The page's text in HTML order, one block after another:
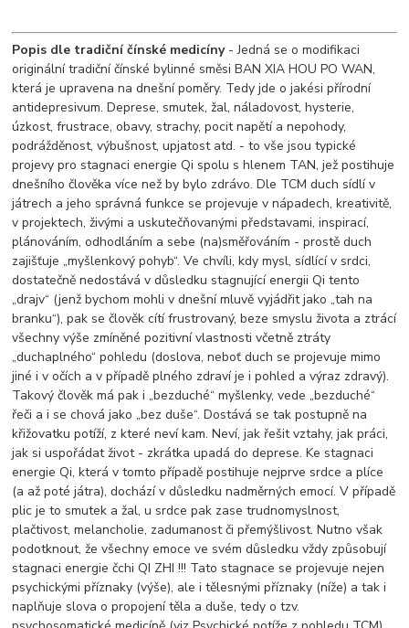
Popis dle tradiční čínské medicíny- Jedná se o modifikaci
originální tradiční čínské bylinné směsi BAN XIA HOU PO WAN,
která je upravena na dnešní poměry. Tedy jde o jakési přírodní
antidepresivum. Deprese, smutek, žal, náladovost, hysterie,
úzkost, frustrace, obavy, strachy, pocit napětí a nepohody,
podrážděnost, výbušnost, upjatost atd. - to vše jsou typické
projevy pro stagnaci energie Qi spolu s hlenem TAN, jež postihuje
dnešního člověka více než by bylo zdrávo. Dle TCM duch sídlí v
játrech a jeho správná funkce se projevuje v nápadech, kreativitě,
v projektech, živými a uskutečňovanými představami, inspirací,
plánováním, odhodláním a sebe (na)směřováním - prostě duch
zajišťuje „myšlenkový pohyb“. Ve chvíli, kdy mysl, sídlící v srdci,
dostatečně nedostává v důsledku stagnující energii Qi tento
„drajv“ (jenž bychom mohli v dnešní mluvě vyjádřit jako „tah na
branku“), pak se člověk cítí frustrovaný, beze smyslu života a ztrácí
všechny výše zmíněné pozitivní vlastnosti včetně ztráty
„duchaplného“ pohledu (doslova, neboť duch se projevuje mimo
jiné i v očích a v případě plného zdraví je i pohled a výraz zdravý).
Takový člověk má pak i „bezduché“ myšlenky, vede „bezduché“
řeči a i se chová jako „bez duše“. Dostává se tak postupně na
křižovatku potíží, z které neví kam. Neví, jak řešit vztahy, jak práci,
jak si uspořádat život - zkrátka upadá do deprese. Ke stagnaci
energie Qi, která v tomto případě postihuje nejprve srdce a plíce
(a až poté játra), dochází v důsledku nadměrných emocí. V případě
plic je to smutek a žal, u srdce pak zase trudnomyslnost,
plačtivost, melancholie, zadumanost či přemýšlivost. Nutno však
podotknout, že všechny emoce ve svém důsledku vždy způsobují
stagnaci energie čchi QI ZHI !!! Tato stagnace se projevuje nejen
psychickými příznaky (výše), ale i tělesnými příznaky (níže) a tak i
naplňuje slova o propojení těla a duše, tedy o tzv.